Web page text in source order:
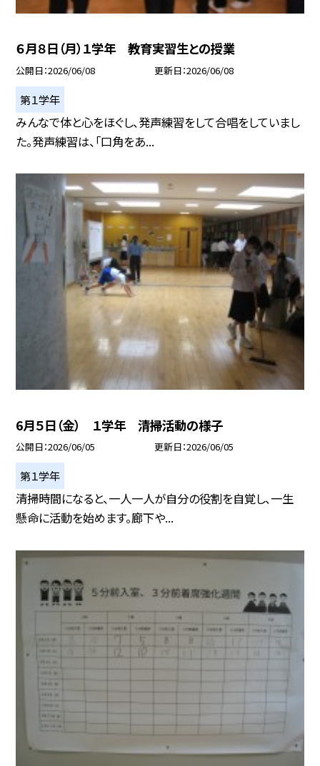
６月８日（月）１学年 教育実習生との授業
公開日 2026/06/08 更新日 2026/06/08
第１学年
みんなで体と心をほぐし、発声練習をして合唱をしていまし
た。発声練習は、「口角をあ...
6月５日（金） １学年 清掃活動の様子
公開日 2026/06/05 更新日 2026/06/05
第１学年
清掃時間になると、一人一人が自分の役割を自覚し、一生
懸命に活動を始めます。廊下や...